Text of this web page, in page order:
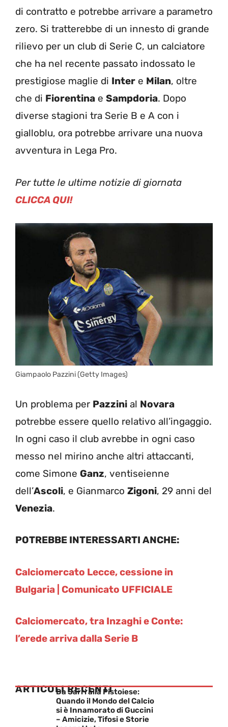
di contratto e potrebbe arrivare a parametro
zero. Si tratterebbe di un innesto di grande
rilievo per un club di Serie C, un calciatore
che ha nel recente passato indossato le
prestigiose maglie di Inter e Milan, oltre
che di Fiorentina e Sampdoria. Dopo
diverse stagioni tra Serie B e A con i
gialloblu, ora potrebbe arrivare una nuova
avventura in Lega Pro.
Per tutte le ultime notizie di giornata
CLICCA QUI!
Giampaolo Pazzini (Getty Images)
Un problema per Pazzini al Novara
potrebbe essere quello relativo all’ingaggio.
In ogni caso il club avrebbe in ogni caso
messo nel mirino anche altri attaccanti,
come Simone Ganz, ventiseienne
dell’Ascoli, e Gianmarco Zigoni, 29 anni del
Venezia.
POTREBBE INTERESSARTI ANCHE:
Calciomercato Lecce, cessione in
Bulgaria | Comunicato UFFICIALE
Calciomercato, tra Inzaghi e Conte:
l’erede arriva dalla Serie B
ARTICOLI RECENTI
Da Sarri alla Pistoiese:
Quando il Mondo del Calcio
si è Innamorato di Guccini
– Amicizie, Tifosi e Storie